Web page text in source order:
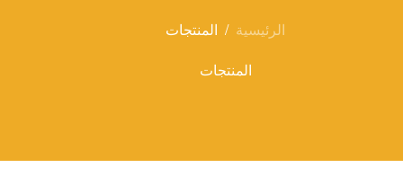
الرئيسية / المنتجات
المنتجات